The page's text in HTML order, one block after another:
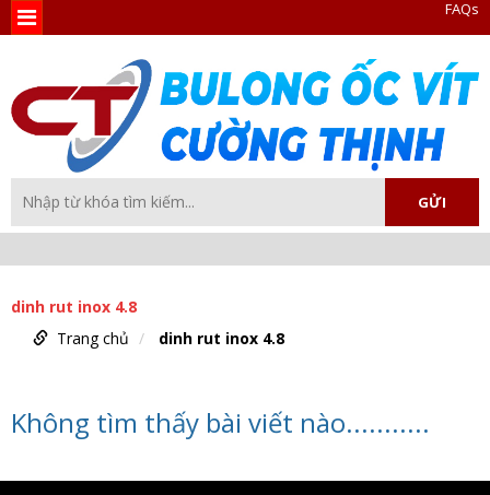
FAQs
dinh rut inox 4.8
Trang chủ
dinh rut inox 4.8
Không tìm thấy bài viết nào...........